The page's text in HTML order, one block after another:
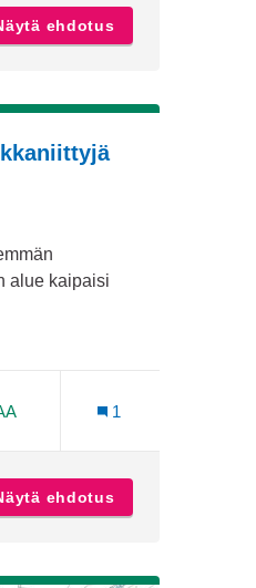
ehdotus
alue kaipaisi
1
ehdotus